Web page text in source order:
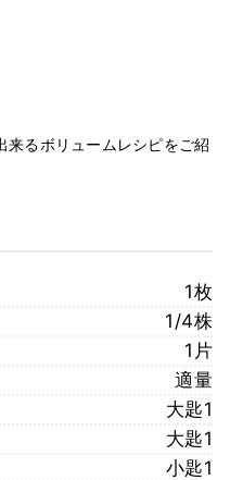
来るボリュームレシピをご紹
1枚
1/4株
1片
適量
大匙1
大匙1
小匙1